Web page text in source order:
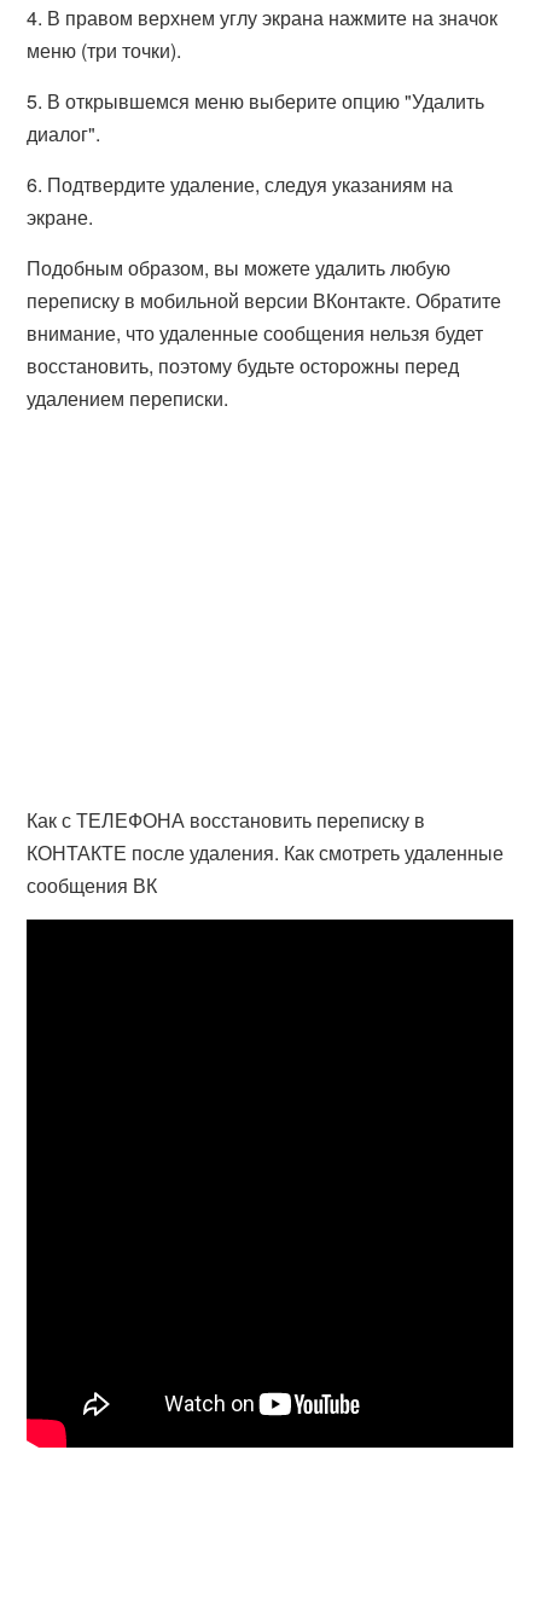
4. В правом верхнем углу экрана нажмите на значок
меню (три точки).
5. В открывшемся меню выберите опцию "Удалить
диалог".
6. Подтвердите удаление, следуя указаниям на
экране.
Подобным образом, вы можете удалить любую
переписку в мобильной версии ВКонтакте. Обратите
внимание, что удаленные сообщения нельзя будет
восстановить, поэтому будьте осторожны перед
удалением переписки.
Как с ТЕЛЕФОНА восстановить переписку в
КОНТАКТЕ после удаления. Как смотреть удаленные
сообщения ВК